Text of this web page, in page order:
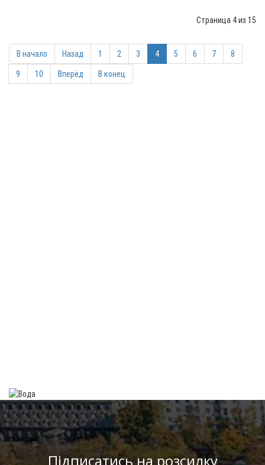
Страница 4 из 15
В начало Назад 1 2 3 4 5 6 7 8
9 10 Вперёд В конец
Підписатись на розсилку